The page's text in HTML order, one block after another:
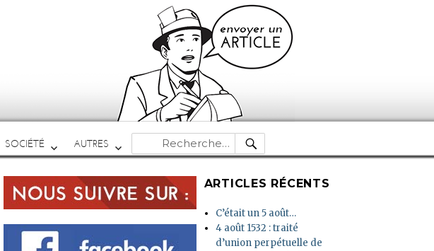
SOCIÉTÉ AUTRES
Recherche
pour :
RECHERCHE
ARTICLES RÉCENTS
C’était un 5 août…
4 août 1532 : traité
d’union perpétuelle de